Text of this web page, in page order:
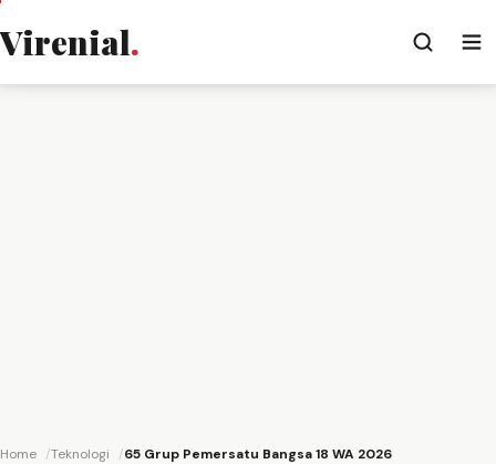
Virenial.
Home Teknologi 65 Grup Pemersatu Bangsa 18 WA 2026